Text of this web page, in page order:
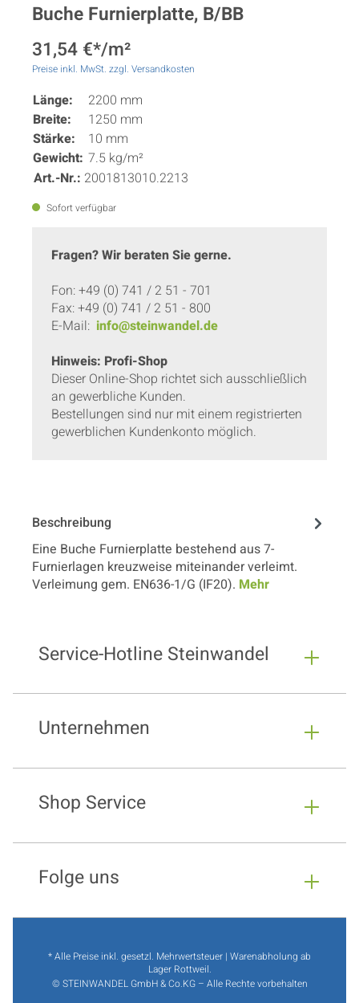
Buche Furnierplatte, B/BB
31,54 €*/m²
Preise inkl. MwSt. zzgl. Versandkosten
Länge:
2200 mm
Breite:
1250 mm
Stärke:
10 mm
Gewicht: 7.5 kg/m²
Art.-Nr.: 2001813010.2213
Sofort verfügbar
Fragen? Wir beraten Sie gerne.
Fon: +49 (0) 741 / 2 51 - 701
Fax: +49 (0) 741 / 2 51 - 800
E-Mail: info@steinwandel.de
Hinweis: Profi-Shop
Dieser Online-Shop richtet sich ausschließlich
an gewerbliche Kunden.
Bestellungen sind nur mit einem registrierten
gewerblichen Kundenkonto möglich.
Beschreibung
Eine Buche Furnierplatte bestehend aus 7-
Furnierlagen kreuzweise miteinander verleimt.
Verleimung gem. EN636-1/G (IF20). Mehr
Service-Hotline Steinwandel
Unternehmen
Shop Service
Folge uns
* Alle Preise inkl. gesetzl. Mehrwertsteuer | Warenabholung ab
Lager Rottweil.
© STEINWANDEL GmbH & Co.KG – Alle Rechte vorbehalten